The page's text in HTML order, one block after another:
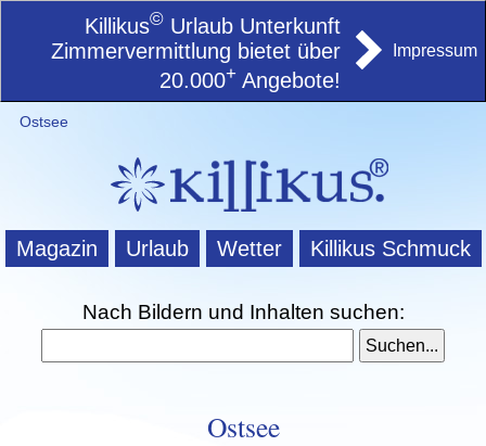
Killikus© Urlaub Unterkunft
Zimmervermittlung bietet über
20.000+ Angebote!
Impressum
Ostsee
Magazin Urlaub Wetter Killikus Schmuck
Nach Bildern und Inhalten suchen:
Ostsee